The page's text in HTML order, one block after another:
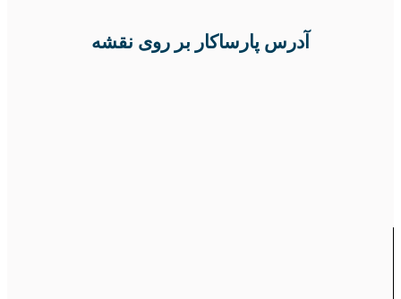
آدرس پارساکار بر روی نقشه